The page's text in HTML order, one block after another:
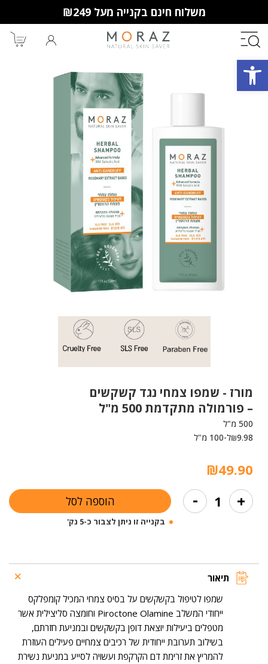
פתח סרגל נגישות
משלוח חינם בקנייה מעל ₪249
חברי מועדון מורז נהנים יותר!
10% הנחה לקנייה ראשונה
מבצעים שווים
וצבירת נקודות למימוש בקניות
הבאות.
מורז - שמפו צמחי נגד קשקשים
– פורמולה מתקדמת 500 מ"ל
500 מ"ל
₪9.98 ל-100 מ"ל
₪49.90
+
של
-
פורמולה
מתקדמת
500
- הוספה לסל
בקנייה זו ניתן לצבור כ-5 נק'
תיאור
שמפו לטיפול בקשקשים על בסיס צמחי המכיל קומפלקס
ייחודי המשלב Piroctone Olamine וחומצה סליצילית אשר
מטפלים ביעילות יוצאת דופן בקשקשים ובמניעת חזרתם,
בשילוב תערובת ייחודית של רכיבים צמחיים פעילים העוזרת
להמריץ את זרימת דם הקרקפת ועשויה לסייע במניעת נשירת